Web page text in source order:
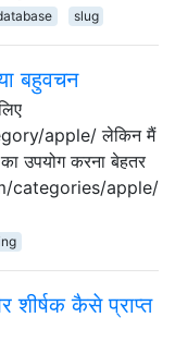
slug
बहुवचन
apple/ लेकिन मैं
उपयोग करना बेहतर
categories/apple/
शीर्षक कैसे प्राप्त